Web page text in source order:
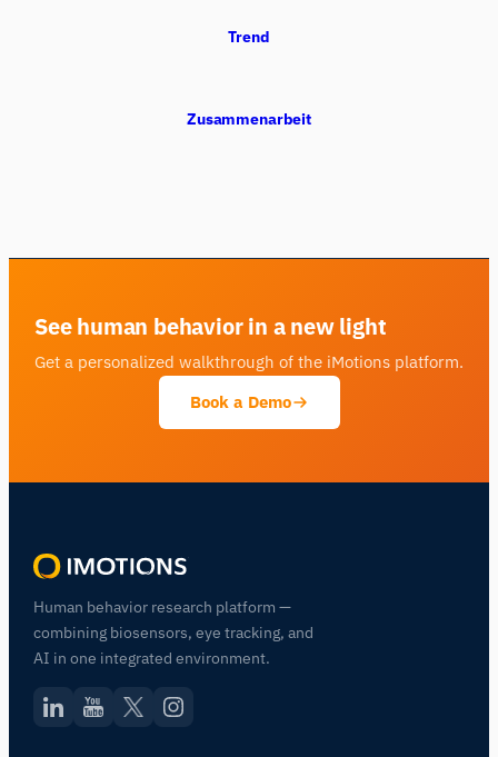
Trend
Zusammenarbeit
See human behavior in a new light
Get a personalized walkthrough of the iMotions platform.
Book a Demo
Human behavior research platform —
combining biosensors, eye tracking, and
AI in one integrated environment.